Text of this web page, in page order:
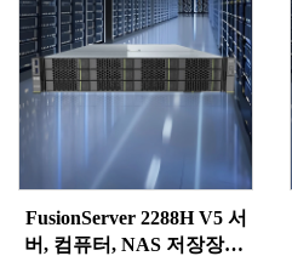
FusionServer 2288H V5 서
버, 컴퓨터, NAS 저장장치,